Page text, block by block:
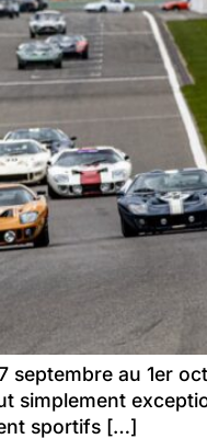
septembre au 1er
simplement
sportifs […]